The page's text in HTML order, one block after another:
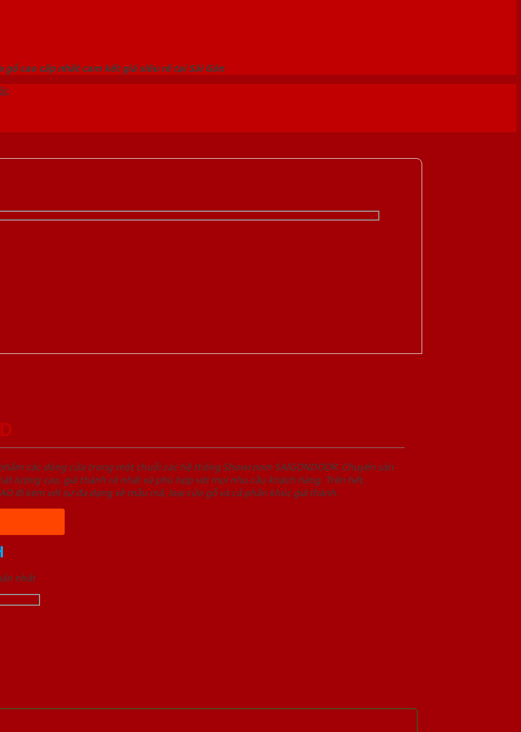
gỗ cao cấp nhất cam kết giá siêu rẻ tại Sài Gòn
các dòng cửa trong một chuỗi các hệ thống Showroom SAIGONDOOR. Chuyên sản
lượng cao, giá thành rẻ nhất và phù hợp với mọi nhu cầu khách hàng. Trên hết,
đi kèm với sự đa dạng về mẫu mã, loại cửa gỗ và cả phân khúc giá thành.
nhất